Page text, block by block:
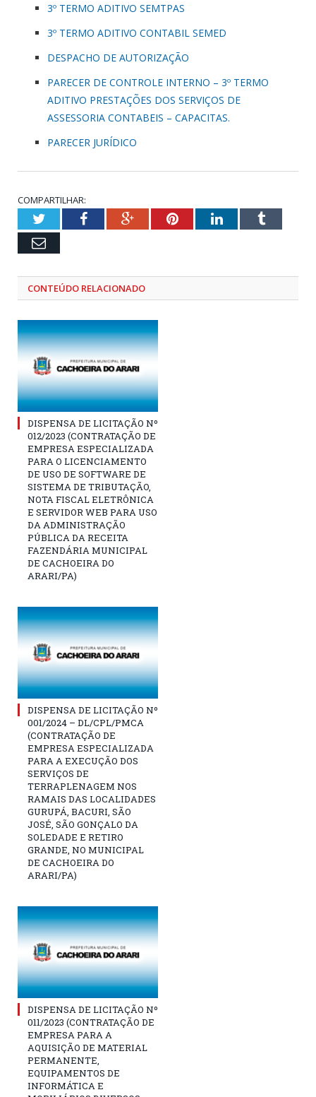
3º TERMO ADITIVO SEMTPAS
3º TERMO ADITIVO CONTABIL SEMED
DESPACHO DE AUTORIZAÇÃO
PARECER DE CONTROLE INTERNO – 3º TERMO
ADITIVO PRESTAÇÕES DOS SERVIÇOS DE
ASSESSORIA CONTABEIS – CAPACITAS.
PARECER JURÍDICO
COMPARTILHAR:
TwitterFacebookGoogle+PinterestLinkedInTumblr
Email
CONTEÚDO RELACIONADO
DISPENSA DE LICITAÇÃO Nº
012/2023 (CONTRATAÇÃO DE
EMPRESA ESPECIALIZADA
PARA O LICENCIAMENTO
DE USO DE SOFTWARE DE
SISTEMA DE TRIBUTAÇÃO,
NOTA FISCAL ELETRÔNICA
E SERVIDOR WEB PARA USO
DA ADMINISTRAÇÃO
PÚBLICA DA RECEITA
FAZENDÁRIA MUNICIPAL
DE CACHOEIRA DO
ARARI/PA)
DISPENSA DE LICITAÇÃO Nº
001/2024 – DL/CPL/PMCA
(CONTRATAÇÃO DE
EMPRESA ESPECIALIZADA
PARA A EXECUÇÃO DOS
SERVIÇOS DE
TERRAPLENAGEM NOS
RAMAIS DAS LOCALIDADES
GURUPÁ, BACURI, SÃO
JOSÉ, SÃO GONÇALO DA
SOLEDADE E RETIRO
GRANDE, NO MUNICIPAL
DE CACHOEIRA DO
ARARI/PA)
DISPENSA DE LICITAÇÃO Nº
011/2023 (CONTRATAÇÃO DE
EMPRESA PARA A
AQUISIÇÃO DE MATERIAL
PERMANENTE,
EQUIPAMENTOS DE
INFORMÁTICA E